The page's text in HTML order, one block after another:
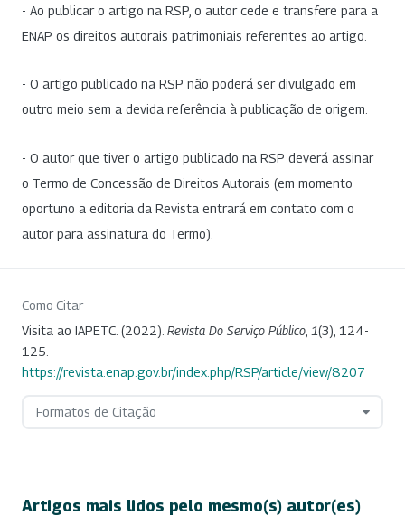
- Ao publicar o artigo na RSP, o autor cede e transfere para a
ENAP os direitos autorais patrimoniais referentes ao artigo.
- O artigo publicado na RSP não poderá ser divulgado em
outro meio sem a devida referência à publicação de origem.
- O autor que tiver o artigo publicado na RSP deverá assinar
o Termo de Concessão de Direitos Autorais (em momento
oportuno a editoria da Revista entrará em contato com o
autor para assinatura do Termo).
Como Citar
Visita ao IAPETC. (2022). Revista Do Serviço Público 1(3), 124-
125.
https://revista.enap.gov.br/index.php/RSP/article/view/8207
Formatos de Citação
Artigos mais lidos pelo mesmo(s) autor(es)